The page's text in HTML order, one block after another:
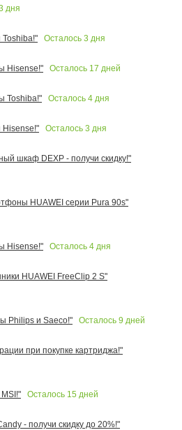
дня
Осталось 3 дня
Hisense!"
Осталось 17 дней
Toshiba!"
Осталось 4 дня
Hisense!"
Осталось 3 дня
шкаф DEXP - получи скидку!"
HUAWEI серии Pura 90s"
Hisense!"
Осталось 4 дня
HUAWEI FreeClip 2 S"
Philips и Saeco!"
Осталось 9 дней
при покупке картриджа!"
Осталось 15 дней
- получи скидку до 20%!"